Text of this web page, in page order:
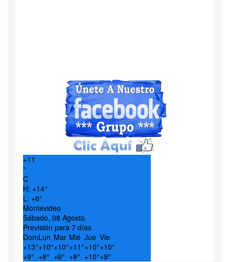
+11
°
C
H: +14°
L: +8°
Montevideo
Sábado, 08 Agosto
Previsión para 7 días
DomLun Mar Mié Jue Vie
+13°+10°+10°+11°+10°+10°
+9° +8° +6° +8° +10°+9°